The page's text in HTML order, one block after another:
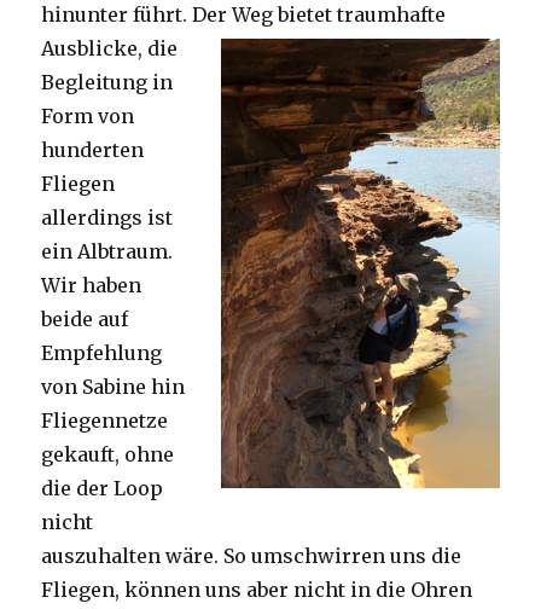
hinunter führt. Der Weg bietet traumhafte
Ausblicke, die
Begleitung in
Form von
hunderten
Fliegen
allerdings ist
ein Albtraum.
Wir haben
beide auf
Empfehlung
von Sabine hin
Fliegennetze
gekauft, ohne
die der Loop
nicht
auszuhalten wäre. So umschwirren uns die
Fliegen, können uns aber nicht in die Ohren